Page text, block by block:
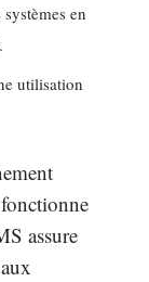
en
utilisation
assure